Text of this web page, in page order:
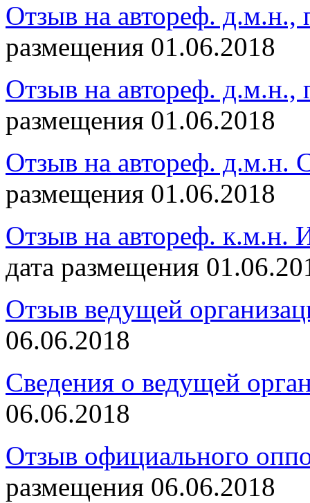
Отзыв на автореф.
размещения 01.06.2018
Отзыв на автореф.
размещения 01.06.2018
Отзыв на автореф.
размещения 01.06.2018
Отзыв на автореф. к.м.н.
дата размещения
Отзыв ведущей
06.06.2018
Сведения о ведущей
06.06.2018
Отзыв официального
размещения 06.06.2018